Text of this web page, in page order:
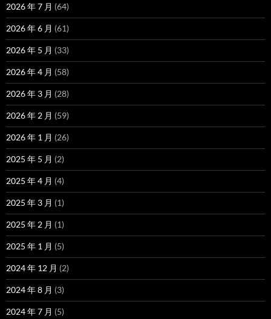
2026 年 7 月 (64)
2026 年 6 月 (61)
2026 年 5 月 (33)
2026 年 4 月 (58)
2026 年 3 月 (28)
2026 年 2 月 (59)
2026 年 1 月 (26)
2025 年 5 月 (2)
2025 年 4 月 (4)
2025 年 3 月 (1)
2025 年 2 月 (1)
2025 年 1 月 (5)
2024 年 12 月 (2)
2024 年 8 月 (3)
2024 年 7 月 (5)